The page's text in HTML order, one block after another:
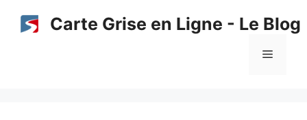
Carte Grise en Ligne - Le Blog
Menu